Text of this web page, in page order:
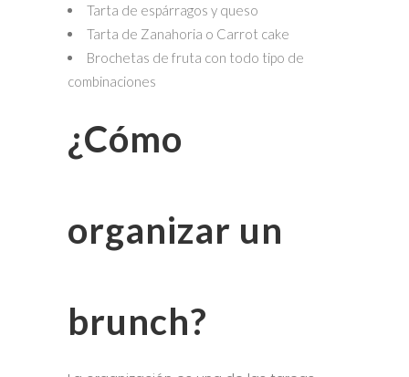
Tarta de espárragos y queso
Tarta de Zanahoria o Carrot cake
Brochetas de fruta con todo tipo de
combinaciones
¿Cómo
organizar un
brunch?